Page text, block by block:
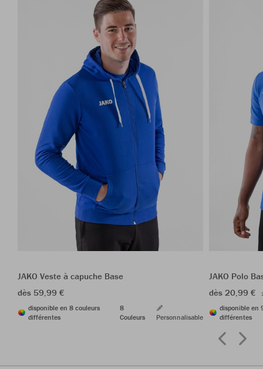
JAKO Veste à capuche Base
dès 59,99 €
disponible en 8 couleurs
différentes
8
Couleurs
Personnalisable
JAKO Polo
dès 20,99 €
disponible en
différentes